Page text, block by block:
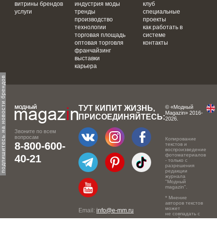
подпишитесь на новости брендов
витрины брендов
услуги
индустрия моды
тренды
производство
технологии
торговая площадь
оптовая торговля
франчайзинг
выставки
карьера
клуб
специальные
проекты
как работать в
системе
контакты
Звоните по всем
вопросам
8-800-600-
40-21
ТУТ КИПИТ ЖИЗНЬ,
ПРИСОЕДИНЯЙТЕСЬ:
Email: info@e-mm.ru
© «Модный
Magazin» 2016-
2026.
Копирование
текстов и
воспроизведение
фотоматериалов
- только с
разрешения
редакции
журнала
"Модный
magazin".
* Мнение
авторов текстов
может
не совпадать с
точкой зрения